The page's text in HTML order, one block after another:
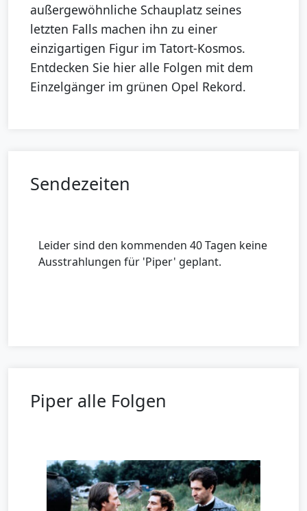
außergewöhnliche Schauplatz seines
letzten Falls machen ihn zu einer
einzigartigen Figur im Tatort-Kosmos.
Entdecken Sie hier alle Folgen mit dem
Einzelgänger im grünen Opel Rekord.
Sendezeiten
Leider sind den kommenden 40 Tagen keine
Ausstrahlungen für 'Piper' geplant.
Piper alle Folgen